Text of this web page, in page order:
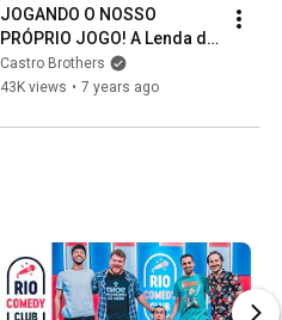
JOGANDO O NOSSO
PRÓPRIO JOGO! A Lenda do
Herói desde o início #06
Castro Brothers
43K views • 7 years ago